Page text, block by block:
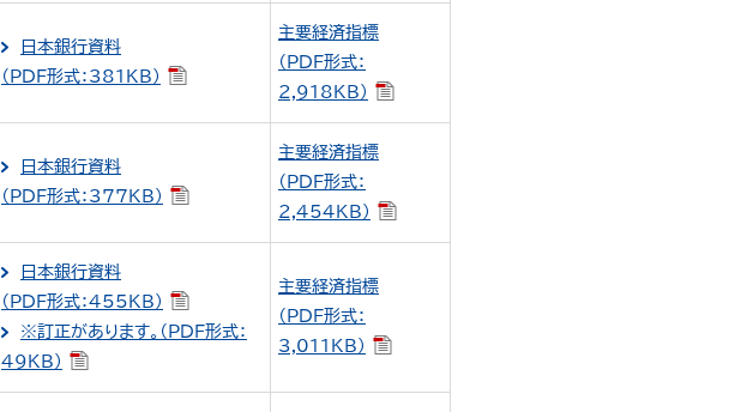
日本銀行資料
（PDF形式：381KB）
主要経済指標
（PDF形式：
2,918KB）
日本銀行資料
（PDF形式：377KB）
主要経済指標
（PDF形式：
2,454KB）
日本銀行資料
（PDF形式：455KB）
※訂正があります。（PDF形式：
49KB）
主要経済指標
（PDF形式：
3,011KB）